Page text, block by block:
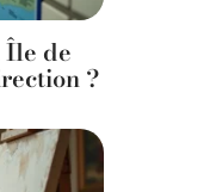
Île de
?